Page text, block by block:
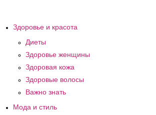
Здоровье и красота
Диеты
Здоровье женщины
Здоровая кожа
Здоровые волосы
Важно знать
Мода и стиль